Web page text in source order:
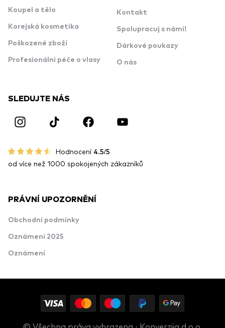
Koupel a tělo
Korejská kosmetika
Poškozené zboží
Profesionální péče o vlasy
Kontakt
Spolupracuj s námi!
Dárkové poukazy
O nás
SLEDUJTE NÁS
Hodnocení 4.5/5
od více než 1000 spokojených zákazníků
PRÁVNÍ UPOZORNĚNÍ
Obchodní podmínky
Oznámení 2025
Oznámení